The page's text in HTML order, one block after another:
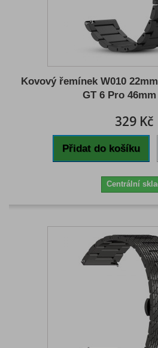
Kovový řemínek W010
GT 6 Pro
329 Kč
Přidat do košíku
Centrální